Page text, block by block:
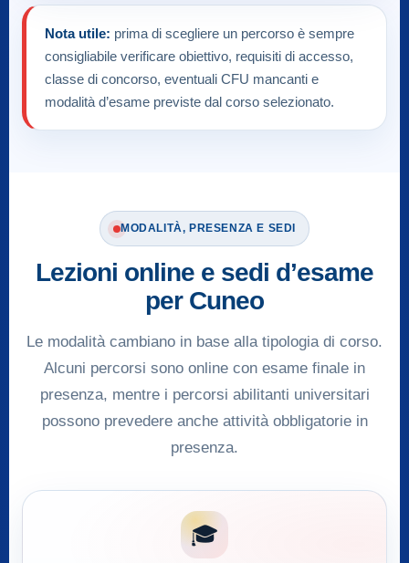
Nota utile: prima di scegliere un percorso è sempre
consigliabile verificare obiettivo, requisiti di accesso,
classe di concorso, eventuali CFU mancanti e
modalità d’esame previste dal corso selezionato.
MODALITÀ, PRESENZA E SEDI
Lezioni online e sedi d’esame
per Cuneo
Le modalità cambiano in base alla tipologia di corso.
Alcuni percorsi sono online con esame finale in
presenza, mentre i percorsi abilitanti universitari
possono prevedere anche attività obbligatorie in
presenza.
🎓